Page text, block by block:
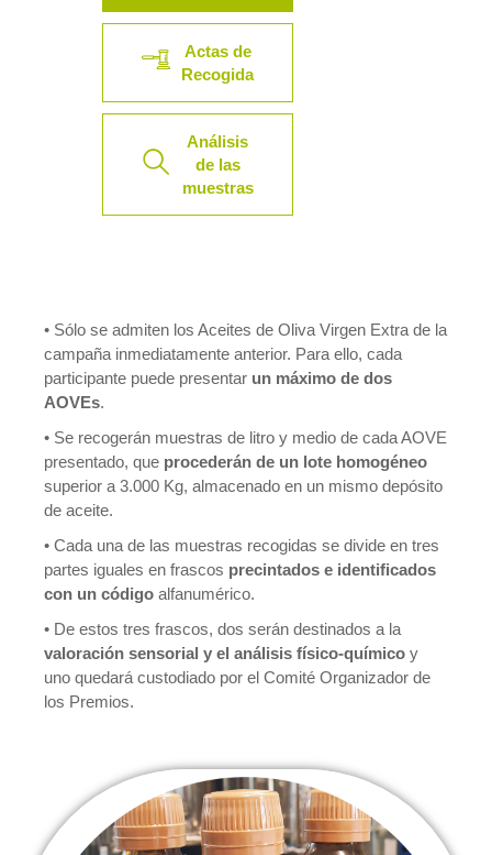
Actas de
Recogida
Análisis
de las
muestras
• Sólo se admiten los Aceites de Oliva Virgen Extra de la
campaña inmediatamente anterior. Para ello, cada
participante puede presentar un máximo de dos
AOVEs.
• Se recogerán muestras de litro y medio de cada AOVE
presentado, que procederán de un lote homogéneo
superior a 3.000 Kg, almacenado en un mismo depósito
de aceite.
• Cada una de las muestras recogidas se divide en tres
partes iguales en frascos precintados e identificados
con un código alfanumérico.
• De estos tres frascos, dos serán destinados a la
valoración sensorial y el análisis físico-químico y
uno quedará custodiado por el Comité Organizador de
los Premios.